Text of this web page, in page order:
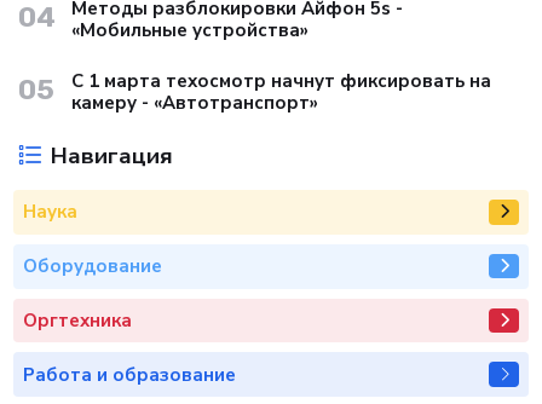
Популярное
01
макропрогноз по экономике России - «Бизнес»
02
В Госдуме предлагают от балльной системы
перейти к пенсионным «рангам» - «Бизнес»
Доходность автокомпаний в России растет на
04
«Мобильные устройства»